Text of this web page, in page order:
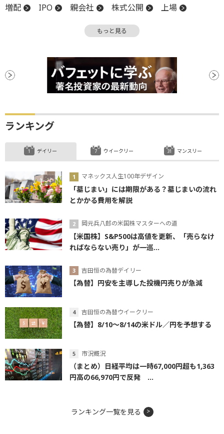
増配
IPO 親会社 株式公開
上場
もっと見る
ランキング
デイリー
マネックス人生100年デザイン
「墓じまい」には期限がある？墓じまいの流れ
とかかる費用を解説
岡元兵八郎の米国株マスターへの道
【米国株】S&P500は高値を更新、「売らなけ
ればならない売り」が一巡...
吉田恒の為替デイリー
【為替】円安を主導した投機円売りが急減
吉田恒の為替ウイークリー
【為替】8/10～8/14の米ドル／円を予想する
市況概況
（まとめ）日経平均は一時67,000円超も1,363
円高の66,970円で反発 ...
ウイークリー マンスリー
ランキング一覧を見る